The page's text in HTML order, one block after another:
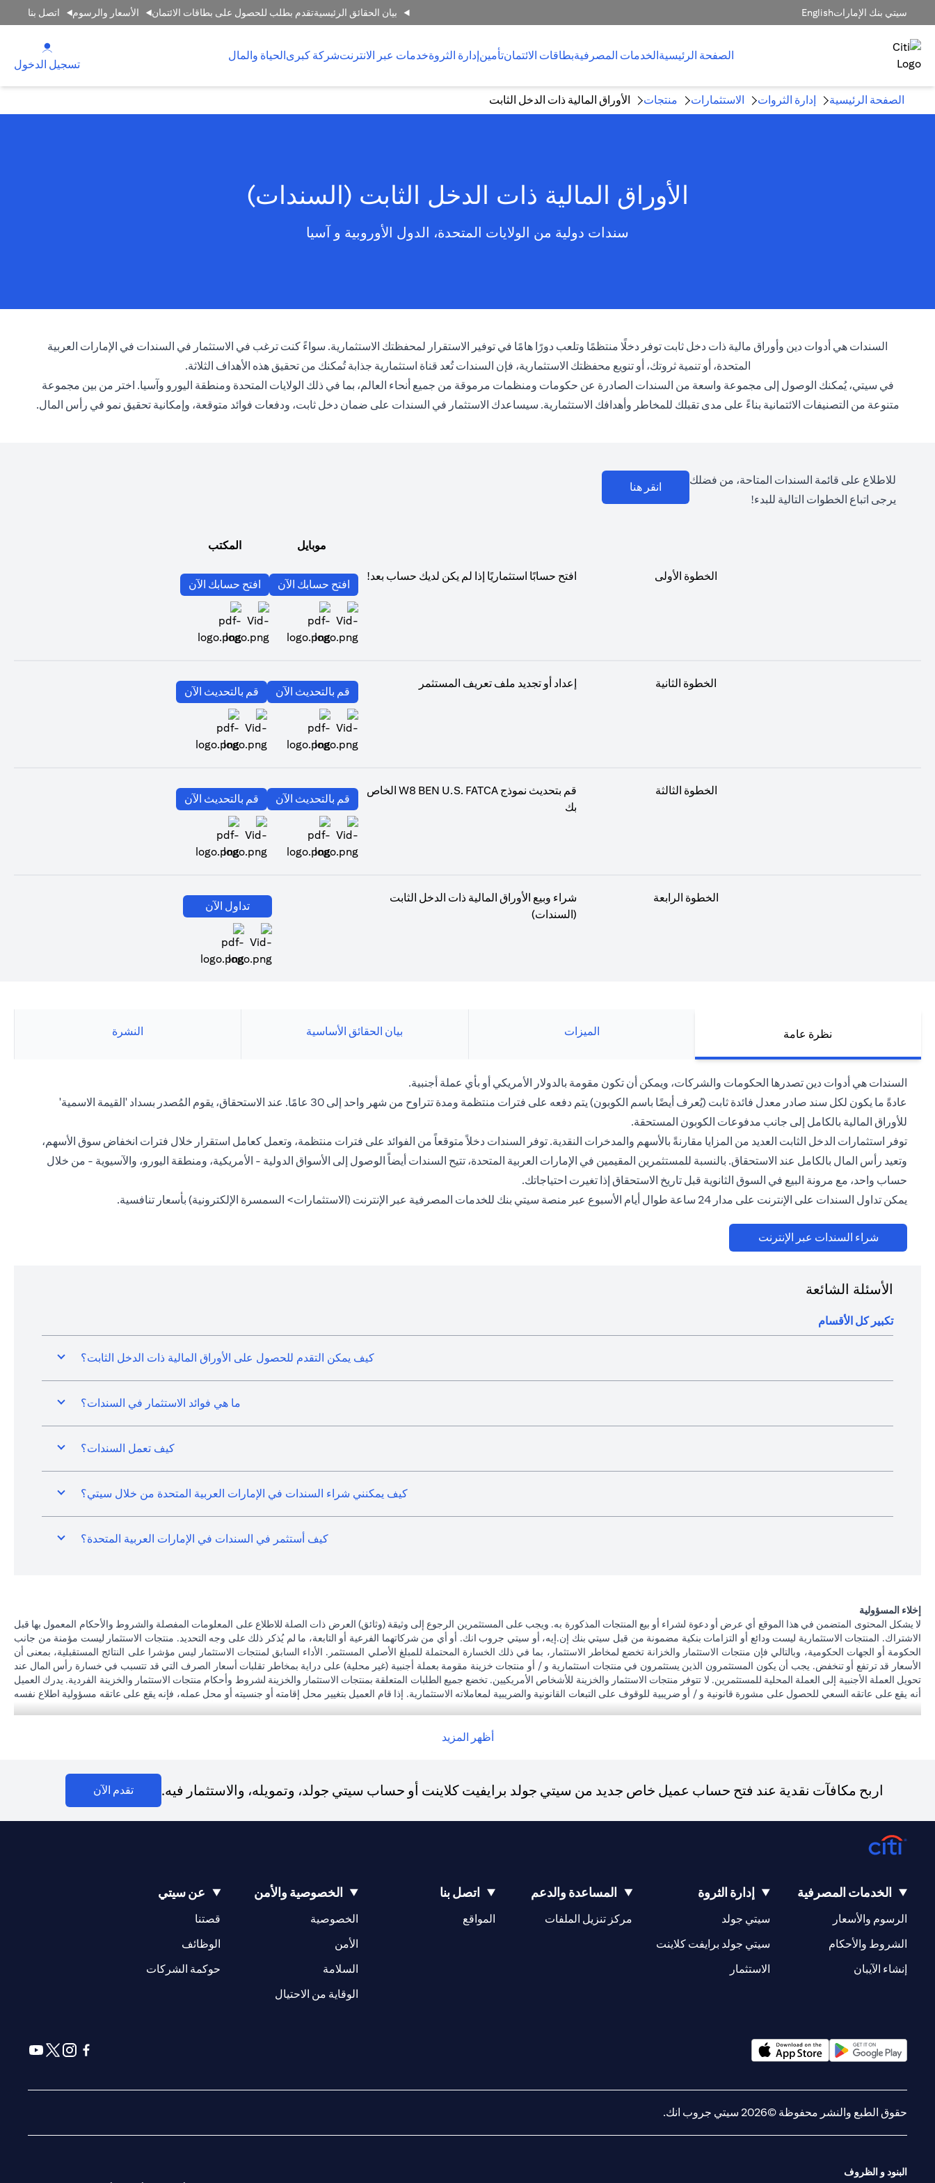
سيتي بنك الإماراتEnglish بيان الحقائق الرئيسيةتقدم بطلب للحصول على بطاقات الائتمان الأسعار والرسوم اتصل بنا
الصفحة الرئيسيةالخدمات المصرفيةبطاقات الائتمانتأمينإدارة الثروةخدمات عبر الانترنتشركة كبرىالحياة والمال
تسجيل الدخول
الصفحة الرئيسية إدارة الثروات الاستثمارات منتجات الأوراق المالية ذات الدخل الثابت
الأوراق المالية ذات الدخل الثابت (السندات)
سندات دولية من الولايات المتحدة، الدول الأوروبية و آسيا
السندات هي أدوات دين وأوراق مالية ذات دخل ثابت توفر دخلًا منتظمًا وتلعب دورًا هامًا في توفير الاستقرار لمحفظتك الاستثمارية. سواءً كنت ترغب في الاستثمار في السندات في الإمارات العربية
المتحدة، أو تنمية ثروتك، أو تنويع محفظتك الاستثمارية، فإن السندات تُعد قناة استثمارية جذابة تُمكنك من تحقيق هذه الأهداف الثلاثة.
في سيتي، يُمكنك الوصول إلى مجموعة واسعة من السندات الصادرة عن حكومات ومنظمات مرموقة من جميع أنحاء العالم، بما في ذلك الولايات المتحدة ومنطقة اليورو وآسيا. اختر من بين مجموعة
متنوعة من التصنيفات الائتمانية بناءً على مدى تقبلك للمخاطر وأهدافك الاستثمارية. سيساعدك الاستثمار في السندات على ضمان دخل ثابت، ودفعات فوائد متوقعة، وإمكانية تحقيق نمو في رأس المال.
للاطلاع على قائمة السندات المتاحة، من فضلك
يرجى اتباع الخطوات التالية للبدء!
انقر هنا
موبايل المكتب
الخطوة الأولى افتح حسابًا استثماريًا إذا لم يكن لديك حساب بعد!
افتح حسابك الآن افتح حسابك الآن
الخطوة الثانية إعداد أو تجديد ملف تعريف المستثمر
قم بالتحديث الآن قم بالتحديث الآن
الخطوة الثالثة
قم بتحديث نموذج W8 BEN U.S. FATCA الخاص
بك
قم بالتحديث الآن قم بالتحديث الآن
الخطوة الرابعة
شراء وبيع الأوراق المالية ذات الدخل الثابت
(السندات)
تداول الآن
نظرة عامة الميزات بيان الحقائق الأساسية النشرة
السندات هي أدوات دين تصدرها الحكومات والشركات، ويمكن أن تكون مقومة بالدولار الأمريكي أو بأي عملة أجنبية.
عادةً ما يكون لكل سند صادر معدل فائدة ثابت (يُعرف أيضًا باسم الكوبون) يتم دفعه على فترات منتظمة ومدة تتراوح من شهر واحد إلى 30 عامًا. عند الاستحقاق، يقوم المُصدر بسداد 'القيمة الاسمية'
للأوراق المالية بالكامل إلى جانب مدفوعات الكوبون المستحقة.
توفر استثمارات الدخل الثابت العديد من المزايا مقارنةً بالأسهم والمدخرات النقدية. توفر السندات دخلاً متوقعاً من الفوائد على فترات منتظمة، وتعمل كعامل استقرار خلال فترات انخفاض سوق الأسهم،
وتعيد رأس المال بالكامل عند الاستحقاق. بالنسبة للمستثمرين المقيمين في الإمارات العربية المتحدة، تتيح السندات أيضاً الوصول إلى الأسواق الدولية - الأمريكية، ومنطقة اليورو، والآسيوية - من خلال
حساب واحد، مع مرونة البيع في السوق الثانوية قبل تاريخ الاستحقاق إذا تغيرت احتياجاتك.
يمكن تداول السندات على الإنترنت على مدار 24 ساعة طوال أيام الأسبوع عبر منصة سيتي بنك للخدمات المصرفية عبر الإنترنت (الاستثمارات> السمسرة الإلكترونية) بأسعار تنافسية.
شراء السندات عبر الإنترنت
الأسئلة الشائعة
تكبير كل الأقسام
كيف يمكن التقدم للحصول على الأوراق المالية ذات الدخل الثابت؟
ما هي فوائد الاستثمار في السندات؟
كيف تعمل السندات؟
كيف يمكنني شراء السندات في الإمارات العربية المتحدة من خلال سيتي؟
كيف أستثمر في السندات في الإمارات العربية المتحدة؟
إخلاء المسؤولية
لا يشكل المحتوى المتضمن في هذا الموقع أي عرض أو دعوة لشراء أو بيع المنتجات المذكورة به. ويجب على المستثمرين الرجوع إلى وثيقة (وثائق) العرض ذات الصلة للاطلاع على المعلومات المفصلة والشروط والأحكام المعمول بها قبل
الاشتراك. المنتجات الاستثمارية ليست ودائع أو التزامات بنكية مضمونة من قبل سيتي بنك إن.إيه، أو سيتي جروب انك. أو أي من شركاتهما الفرعية أو التابعة، ما لم يُذكر ذلك على وجه التحديد. منتجات الاستثمار ليست مؤمنة من جانب
الحكومة أو الجهات الحكومية، وبالتالي فإن منتجات الاستثمار والخزانة تخضع لمخاطر الاستثمار، بما في ذلك الخسارة المحتملة للمبلغ الأصلي المستثمر. الأداء السابق لمنتجات الاستثمار ليس مؤشرا على النتائج المستقبلية، بمعنى أن
الأسعار قد ترتفع أو تنخفض. يجب أن يكون المستثمرون الذين يستثمرون في منتجات استثمارية و / أو منتجات خزينة مقومة بعملة أجنبية (غير محلية) على دراية بمخاطر تقلبات أسعار الصرف التي قد تتسبب في خسارة رأس المال عند
تحويل العملة الأجنبية إلى العملة المحلية للمستثمرين. لا تتوفر منتجات الاستثمار والخزينة للأشخاص الأمريكيين. تخضع جميع الطلبات المتعلقة بمنتجات الاستثمار والخزينة لشروط وأحكام منتجات الاستثمار والخزينة الفردية. يدرك العميل
أنه يقع على عاتقه السعي للحصول على مشورة قانونية و / أو ضريبية للوقوف على التبعات القانونية والضريبية لمعاملاته الاستثمارية. إذا قام العميل بتغيير محل إقامته أو جنسيته أو محل عمله، فإنه يقع على عاتقه مسؤولية اطلاع نفسه
تداول في الأسواق الدولية بموجب ترخيص رقم 20200000198 ج) إدارة المحافظ بموجب ترخيص رقم 20200000240 د) الحفظ بموجب ترخيص رقم 602003. للحصول على إخلاءات المسؤولية والإفصاحات الإضافية المتعلقة بالمنتج
و/أو الخدمة المذكورة في هذا البيان والتي تحتاج إلى معرفتها، يرجى زيارةهنا
أظهر المزيد
اربح مكافآت نقدية عند فتح حساب عميل خاص جديد من سيتي جولد برايفيت كلاينت أو حساب سيتي جولد، وتمويله، والاستثمار فيه. تقدم الآن
الخدمات المصرفية
الرسوم والأسعار
الشروط والأحكام
إنشاء الآيبان
إدارة الثروة
سيتي جولد
سيتي جولد برايفت كلاينت
الاستثمار
المساعدة والدعم
مركز تنزيل الملفات
اتصل بنا
المواقع
(opens in a new tab)
الخصوصية والأمن
الخصوصية
الأمن
السلامة
الوقاية من الاحتيال
عن سيتي
قصتنا
(opens in a new tab)
الوظائف
(opens in a new tab)
حوكمة الشركات
(opens in a new tab)
حقوق الطبع والنشر محفوظة ©2026 سيتي جروب انك.
البنود و الظروف